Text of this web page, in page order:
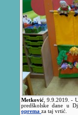
Metković ,9.9.2019.-
predškolske dane u
oprema za taj vrtić.